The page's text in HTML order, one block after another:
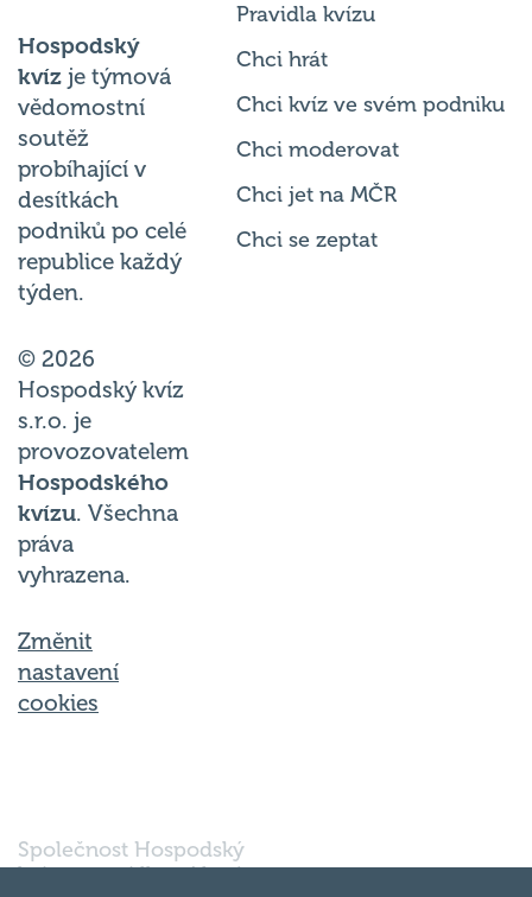
Hospodský
kvíz je týmová
vědomostní
soutěž
probíhající v
desítkách
podniků po celé
republice každý
týden.
© 2026
Hospodský kvíz
s.r.o. je
provozovatelem
Hospodského
kvízu. Všechna
práva
vyhrazena.
Změnit
nastavení
cookies
Pravidla kvízu
Chci hrát
Chci kvíz ve svém podniku
Chci moderovat
Chci jet na MČR
Chci se zeptat
Společnost Hospodský
kvíz s.r.o., sídlem Nové